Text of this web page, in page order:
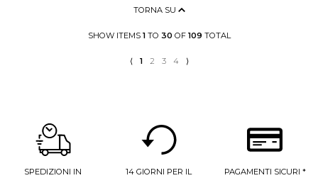
TORNA SU
SHOW ITEMS 1TO 30 OF 109 TOTAL
⟨ 1 2 3 4 ⟩
SPEDIZIONI IN
14 GIORNI PER IL
PAGAMENTI SICURI *